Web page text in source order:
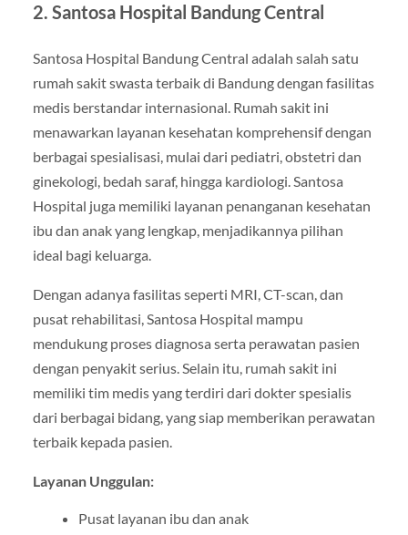
2. Santosa Hospital Bandung Central
Santosa Hospital Bandung Central adalah salah satu
rumah sakit swasta terbaik di Bandung dengan fasilitas
medis berstandar internasional. Rumah sakit ini
menawarkan layanan kesehatan komprehensif dengan
berbagai spesialisasi, mulai dari pediatri, obstetri dan
ginekologi, bedah saraf, hingga kardiologi. Santosa
Hospital juga memiliki layanan penanganan kesehatan
ibu dan anak yang lengkap, menjadikannya pilihan
ideal bagi keluarga.
Dengan adanya fasilitas seperti MRI, CT-scan, dan
pusat rehabilitasi, Santosa Hospital mampu
mendukung proses diagnosa serta perawatan pasien
dengan penyakit serius. Selain itu, rumah sakit ini
memiliki tim medis yang terdiri dari dokter spesialis
dari berbagai bidang, yang siap memberikan perawatan
terbaik kepada pasien.
Layanan Unggulan:
Pusat layanan ibu dan anak